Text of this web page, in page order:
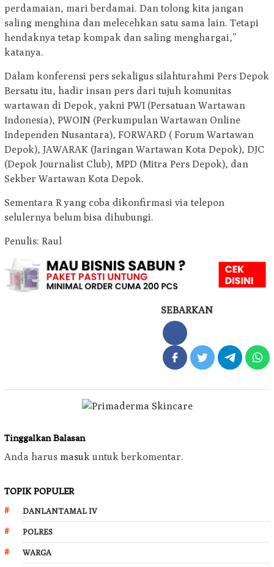
perdamaian, mari berdamai. Dan tolong kita jangan
saling menghina dan melecehkan satu sama lain. Tetapi
hendaknya tetap kompak dan saling menghargai,”
katanya.
Dalam konferensi pers sekaligus silahturahmi Pers Depok
Bersatu itu, hadir insan pers dari tujuh komunitas
wartawan di Depok, yakni PWI (Persatuan Wartawan
Indonesia), PWOIN (Perkumpulan Wartawan Online
Independen Nusantara), FORWARD ( Forum Wartawan
Depok), JAWARAK (Jaringan Wartawan Kota Depok), DJC
(Depok Journalist Club), MPD (Mitra Pers Depok), dan
Sekber Wartawan Kota Depok.
Sementara R yang coba dikonfirmasi via telepon
selulernya belum bisa dihubungi.
Penulis: Raul
SEBARKAN
Tinggalkan Balasan
Anda harus masuk untuk berkomentar.
TOPIK POPULER
DANLANTAMAL IV
POLRES
WARGA